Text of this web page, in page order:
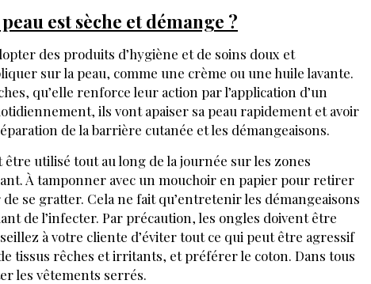
est sèche et démange ?
des produits d’hygiène et de soins doux et
sur la peau, comme une crème ou une huile lavante.
qu’elle renforce leur action par l’application d’un
ils vont apaiser sa peau rapidement et avoir
de la barrière cutanée et les démangeaisons.
être utilisé tout au long de la journée sur les zones
À tamponner avec un mouchoir en papier pour retirer
de se gratter. Cela ne fait qu’entretenir les démangeaisons
de l’infecter. Par précaution, les ongles doivent être
à votre cliente d’éviter tout ce qui peut être agressif
tissus rêches et irritants, et préférer le coton. Dans tous
les vêtements serrés.